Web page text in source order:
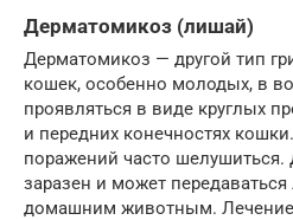
Дерматомикоз (лишай)
Дерматомикоз — другой тип
кошек, особенно молодых, в
проявляться в виде круглых
и передних конечностях
поражений часто
заразен и может
домашним животным. Лечение